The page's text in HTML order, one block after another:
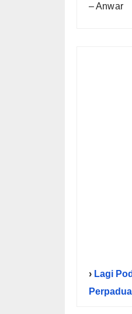
– Anwar
›Lagi